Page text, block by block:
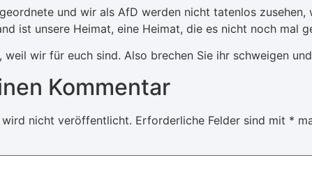
und wir als AfD werden nicht tatenlos
ist unsere Heimat, eine Heimat, die es nicht noch mal
weil wir für euch sind. Also brechen Sie ihr schweigen
Kommentar
wird nicht veröffentlicht. Erforderliche Felder sind mit *